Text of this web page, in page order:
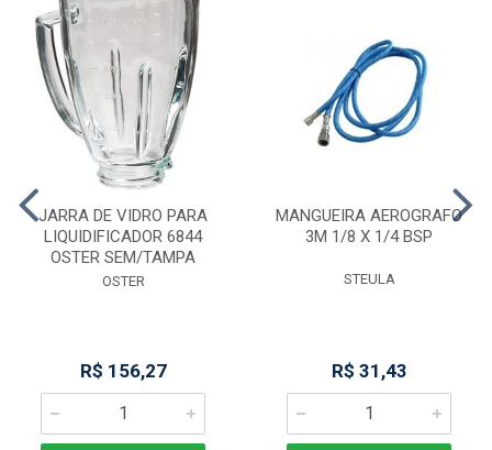
JARRA DE VIDRO PARA
LIQUIDIFICADOR 6844
OSTER SEM/TAMPA
OSTER
R$ 156,27
MANGUEIRA AEROGRAFO
3M 1/8 X 1/4 BSP
STEULA
R$ 31,43